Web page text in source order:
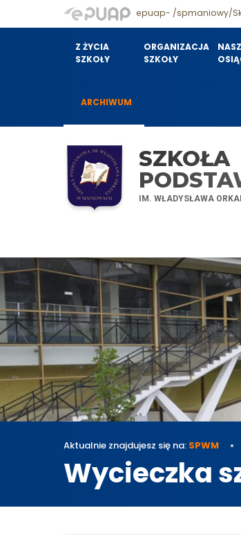
epuap- /spmaniowy/
Z ŻYCIA
SZKOŁY
ORGANIZACJA
SZKOŁY
ARCHIWUM
SZKOŁA
IM. WŁADYSŁAWA
Aktualnie znajdujesz się na: SPWM
Wycieczka